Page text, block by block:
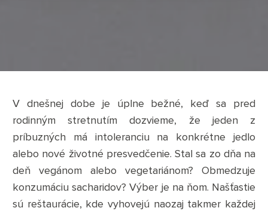
V dnešnej dobe je úplne bežné, keď sa pred
rodinným stretnutím dozvieme, že jeden z
príbuzných má intoleranciu na konkrétne jedlo
alebo nové životné presvedčenie. Stal sa zo dňa na
deň vegánom alebo vegetariánom? Obmedzuje
konzumáciu sacharidov? Výber je na ňom. Našťastie
sú reštaurácie, kde vyhovejú naozaj takmer každej